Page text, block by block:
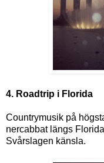
4. Roadtrip i Florida
Countrymusik på
nercabbat längs
Svårslagen känsla.